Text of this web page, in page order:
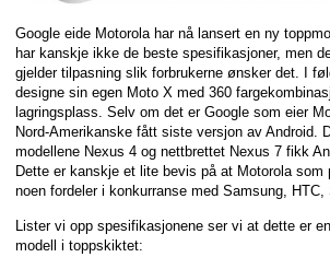
Google eide Motorola har nå lansert en ny
har kanskje ikke de beste spesifikasjoner, men
gjelder tilpasning slik forbrukerne ønsker det. I
designe sin egen Moto X med 360
lagringsplass. Selv om det er Google som eier
Nord-Amerikanske fått siste versjon av Android.
modellene Nexus 4 og nettbrettet Nexus 7 fikk
Dette er kanskje et lite bevis på at Motorola
noen fordeler i konkurranse med Samsung, HTC,
Lister vi opp spesifikasjonene ser vi at dette er
modell i toppskiktet: